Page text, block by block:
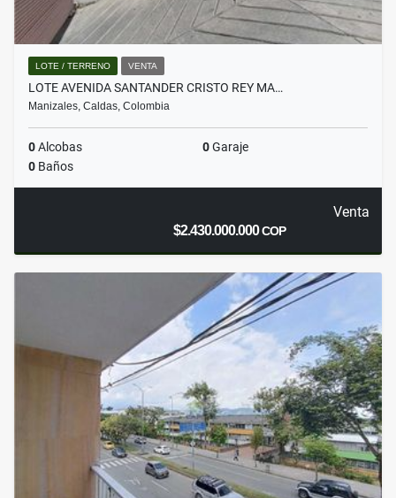
LOTE / TERRENO VENTA
LOTE AVENIDA SANTANDER CRISTO REY MA…
Manizales, Caldas, Colombia
0Alcobas 0Garaje
0 Baños
Venta
$2.430.000.000COP